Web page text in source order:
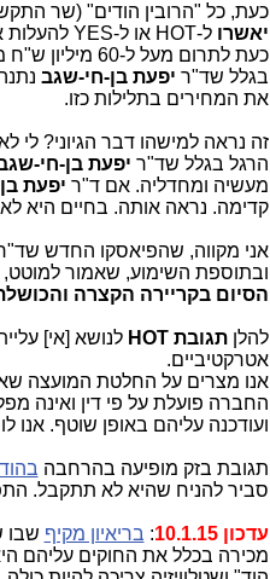
כעת, כל "הרובין הודים" (שר
יאשרול-HOT או ל-YES להעלות את מחירי ערוצי הספורט.
כעת לתרום
בגלל שד"ר יפעת בן-חי-שגב
את המחירים בתלילות כזו.
זה נראה למישהו דבר הגיוני?
הרגל בגלל שד"ר יפעת בן-חי-
מעשיה ומחדליה. אם ד"ר יפעת
קדימה. נראה אותה. בחיים היא
אני מקווה, שהפיאסקו החדש
ובתוספת השימוע, שאמור למוטט,
הסיום בקריירה הקצרה
להלןתגובתHOT לנושא [אי]
אטרקטיביים.
אנו מצרים על החלטת המועצה
החברה פועלת על פי דין ואינה
ועודכנה עליהם באופן שוטף. אנו
תגובת בזק מופיעה בהרחבה
סביר להניח שהיא לא תתקבל.
עדכון 10.1.15 : בריאיון מקיף שבו